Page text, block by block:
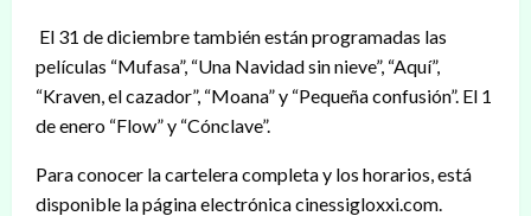
El 31 de diciembre también están programadas las
películas “Mufasa”, “Una Navidad sin nieve”, “Aquí”,
“Kraven, el cazador”, “Moana” y “Pequeña confusión”. El 1
de enero “Flow” y “Cónclave”.
Para conocer la cartelera completa y los horarios, está
disponible la página electrónica cinessigloxxi.com.